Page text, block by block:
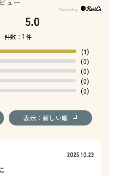
ュー
5.0
件数： 1 件
(1)
(0)
(0)
(0)
(0)
表示：新しい順
2025.10.23